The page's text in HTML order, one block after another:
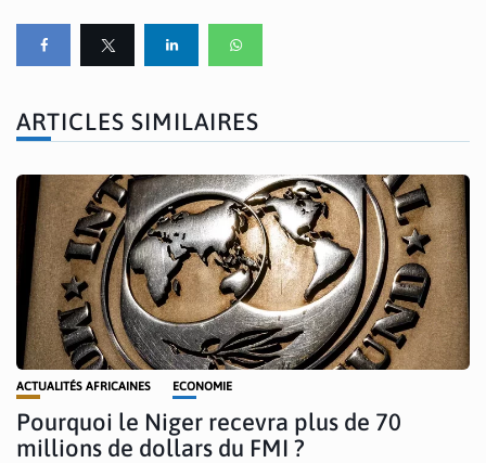
ARTICLES SIMILAIRES
ACTUALITÉS AFRICAINES ECONOMIE
Pourquoi le Niger recevra plus de 70
millions de dollars du FMI ?